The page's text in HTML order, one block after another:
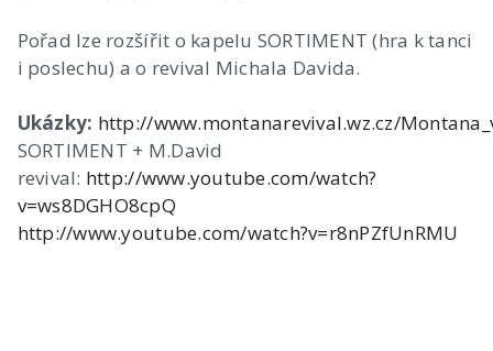
Pořad lze rozšířit o kapelu SORTIMENT (hra k tanci
i poslechu) a o revival Michala Davida.
Ukázky: http://www.montanarevival.wz.cz/
SORTIMENT + M.David
revival: http://www.youtube.com/watch?
v=ws8DGHO8cpQ
http://www.youtube.com/watch?v=r8nPZfUnRMU